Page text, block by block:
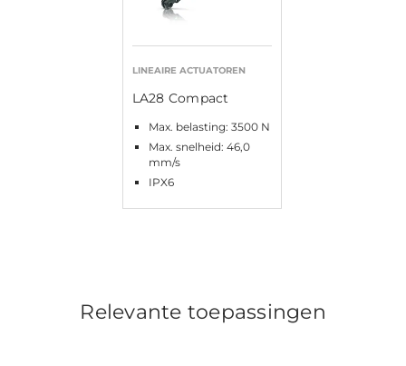
LINEAIRE ACTUATOREN
LA28 Compact
Max. belasting: 3500 N
Max. snelheid: 46,0
mm/s
IPX6
Relevante toepassingen